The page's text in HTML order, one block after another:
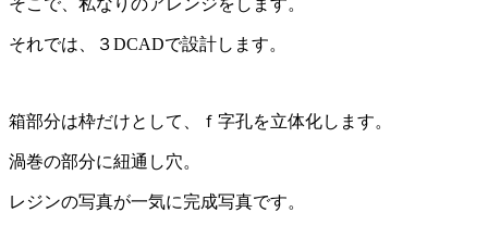
それでは、３DCADで設計します。
箱部分は枠だけとして、ｆ字孔を立体化します。
渦巻の部分に紐通し穴。
レジンの写真が一気に完成写真です。